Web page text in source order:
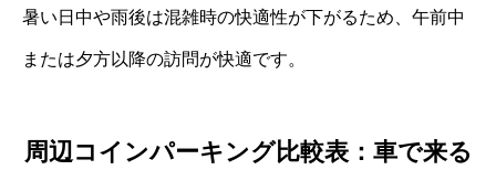
暑い日中や雨後は混雑時の快適性が下がるため、午前中
または夕方以降の訪問が快適です。
周辺コインパーキング比較表：車で来る